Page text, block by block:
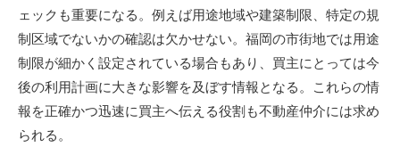
ェックも重要になる。例えば用途地域や建築制限、特定の規
制区域でないかの確認は欠かせない。福岡の市街地では用途
制限が細かく設定されている場合もあり、買主にとっては今
後の利用計画に大きな影響を及ぼす情報となる。これらの情
報を正確かつ迅速に買主へ伝える役割も不動産仲介には求め
られる。